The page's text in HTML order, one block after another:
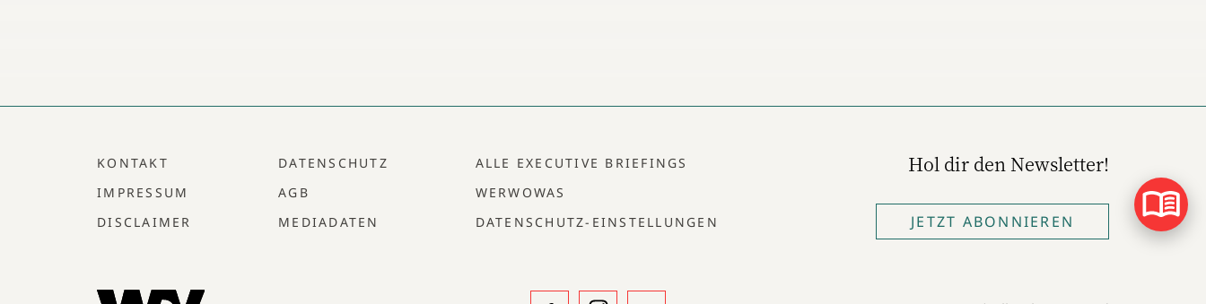
KONTAKT
IMPRESSUM
DISCLAIMER
DATENSCHUTZ
AGB
MEDIADATEN
ALLE EXECUTIVE BRIEFINGS
WERWOWAS
DATENSCHUTZ-EINSTELLUNGEN
Hol dir den Newsletter!
JETZT ABONNIEREN